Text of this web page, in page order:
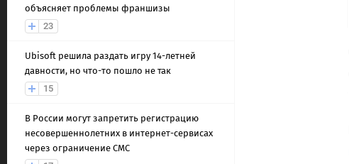
объясняет проблемы франшизы
23
Ubisoft решила раздать игру 14-летней
давности, но что-то пошло не так
15
В России могут запретить регистрацию
несовершеннолетних в интернет-сервисах
через ограничение СМС